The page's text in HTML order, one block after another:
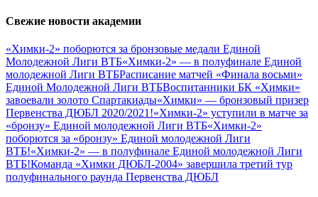
Свежие новости академии
«Химки-2» поборются за бронзовые медали Единой
Молодежной Лиги ВТБ«Химки-2» — в полуфинале Единой
молодежной Лиги ВТБРасписание матчей «Финала восьми»
Единой Молодежной Лиги ВТБВоспитанники БК «Химки»
завоевали золото Спартакиады«Химки» — бронзовый призер
Первенства ДЮБЛ 2020/2021!«Химки-2» уступили в матче за
«бронзу» Единой молодежной Лиги ВТБ«Химки-2»
поборются за «бронзу» Единой молодежной Лиги
ВТБ!«Химки-2» — в полуфинале Единой молодежной Лиги
ВТБ!Команда «Химки ДЮБЛ-2004» завершила третий тур
полуфинального раунда Первенства ДЮБЛ